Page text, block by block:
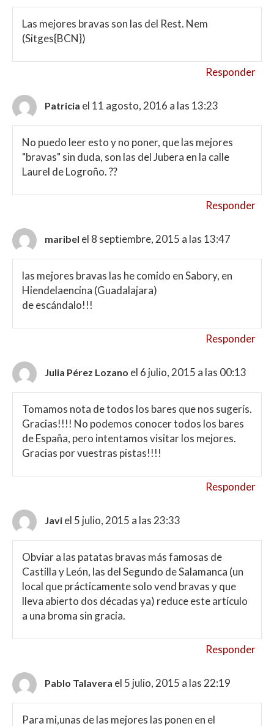
Las mejores bravas son las del Rest. Nem
(Sitges{BCN})
Responder
Patricia el 11 agosto, 2016 a las 13:23
No puedo leer esto y no poner, que las mejores
"bravas" sin duda, son las del Jubera en la calle
Laurel de Logroño. ??
Responder
maribel el 8 septiembre, 2015 a las 13:47
las mejores bravas las he comido en Sabory, en
Hiendelaencina (Guadalajara)
de escándalo!!!
Responder
Julia Pérez Lozano el 6 julio, 2015 a las 00:13
Tomamos nota de todos los bares que nos sugerís.
Gracias!!!! No podemos conocer todos los bares
de España, pero intentamos visitar los mejores.
Gracias por vuestras pistas!!!!
Responder
Javi el 5 julio, 2015 a las 23:33
Obviar a las patatas bravas más famosas de
Castilla y León, las del Segundo de Salamanca (un
local que prácticamente solo vend bravas y que
lleva abierto dos décadas ya) reduce este artículo
a una broma sin gracia.
Responder
Pablo Talavera el 5 julio, 2015 a las 22:19
Para mi,unas de las mejores las ponen en el